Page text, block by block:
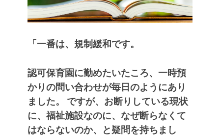
「一番は、規制緩和です。
認可保育園に勤めたいたころ、一時預
かりの問い合わせが毎日のようにあり
ました。
ですが、お断りしている現状
に、福祉施設なのに、なぜ断らなくて
はならないのか、と疑問を持ちまし